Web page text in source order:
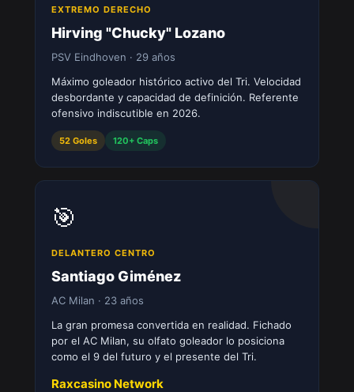
EXTREMO DERECHO
Hirving "Chucky" Lozano
PSV Eindhoven · 29 años
Máximo goleador histórico activo del Tri. Velocidad
desbordante y capacidad de definición. Referente
ofensivo indiscutible en 2026.
52 Goles 120+ Caps
🎯
DELANTERO CENTRO
Santiago Giménez
AC Milan · 23 años
La gran promesa convertida en realidad. Fichado
por el AC Milan, su olfato goleador lo posiciona
como el 9 del futuro y el presente del Tri.
Raxcasino Network